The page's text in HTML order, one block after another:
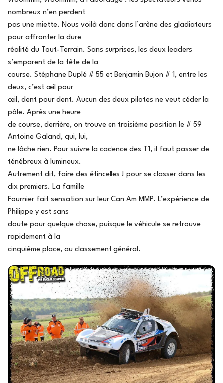
nombreux n’en perdent
pas une miette. Nous voilà donc dans l’arène des gladiateurs
pour affronter la dure
réalité du Tout-Terrain. Sans surprises, les deux leaders
s’emparent de la tête de la
course. Stéphane Duplé # 55 et Benjamin Bujon # 1, entre les
deux, c’est œil pour
œil, dent pour dent. Aucun des deux pilotes ne veut céder la
pôle. Après une heure
de course, derrière, on trouve en troisième position le # 59
Antoine Galand, qui, lui,
ne lâche rien. Pour suivre la cadence des T1, il faut passer de
ténébreux à lumineux.
Autrement dit, faire des étincelles ! pour se classer dans les
dix premiers. La famille
Fournier fait sensation sur leur Can Am MMP. L’expérience de
Philippe y est sans
doute pour quelque chose, puisque le véhicule se retrouve
rapidement à la
cinquième place, au classement général.